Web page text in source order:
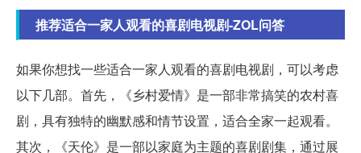
推荐适合一家人观看的喜剧电视剧-ZOL问答
如果你想找一些适合一家人观看的喜剧电视剧，可以考虑
以下几部。首先，《乡村爱情》是一部非常搞笑的农村喜
剧，具有独特的幽默感和情节设置，适合全家一起观看。
其次，《天伦》是一部以家庭为主题的喜剧剧集，通过展